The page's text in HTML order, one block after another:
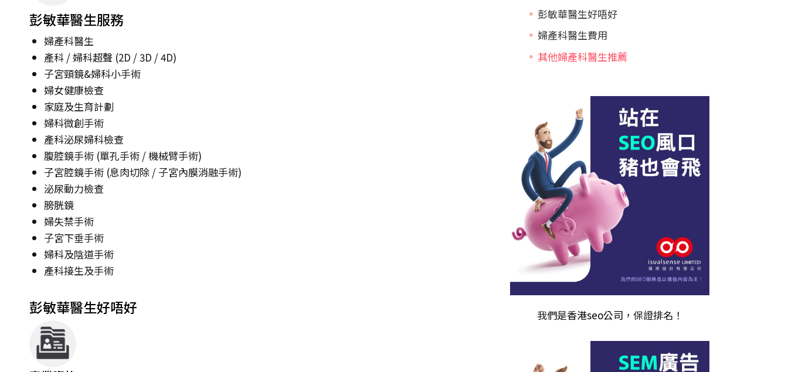
彭敏華醫生服務
婦產科醫生
產科 / 婦科超聲 (2D / 3D / 4D)
子宮頸鏡&婦科小手術
婦女健康檢查
家庭及生育計劃
婦科微創手術
產科泌尿婦科檢查
腹腔鏡手術 (單孔手術 / 機械臂手術)
子宮腔鏡手術 (息肉切除 / 子宮內膜消融手術)
泌尿動力檢查
膀胱鏡
婦失禁手術
子宮下垂手術
婦科及陰道手術
產科接生及手術
彭敏華醫生好唔好
彭敏華醫生好唔好
婦產科醫生費用
其他婦產科醫生推薦
我們是香港seo公司 ，保證排名！